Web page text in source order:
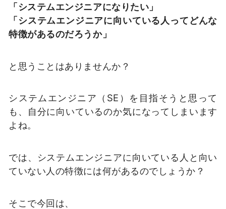
「システムエンジニアになりたい」
「システムエンジニアに向いている人ってどんな
特徴があるのだろうか」
と思うことはありませんか？
システムエンジニア（SE）を目指そうと思って
も、自分に向いているのか気になってしまいます
よね。
では、システムエンジニアに向いている人と向い
ていない人の特徴には何があるのでしょうか？
そこで今回は、